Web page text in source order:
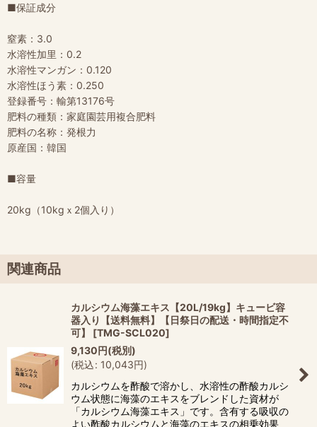
■保証成分
窒素：3.0
水溶性加里：0.2
水溶性マンガン：0.120
水溶性ほう素：0.250
登録番号：輸第13176号
肥料の種類：家庭園芸用複合肥料
肥料の名称：発根力
原産国：韓国
■容量
20kg（10kgｘ2個入り）
関連商品
カルシウム海藻エキス【20L/19kg】キュービ容
器入り【送料無料】【日祭日の配送・時間指定不
可】
[TMG-SCL020]
9,130円(税別)
(税込: 10,043円)
カルシウムを酢酸で溶かし、水溶性の酢酸カルシ
ウム状態に海藻のエキスをブレンドした資材が
「カルシウム海藻エキス」です。含有する吸収の
よい酢酸カルシウムと海藻のエキスの相乗効果